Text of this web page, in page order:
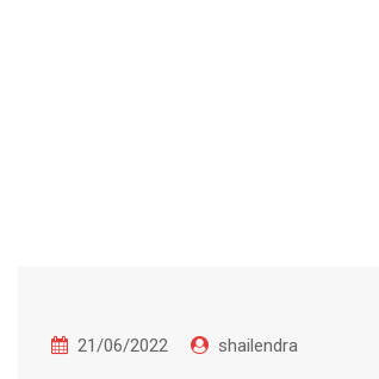
21/06/2022 shailendra